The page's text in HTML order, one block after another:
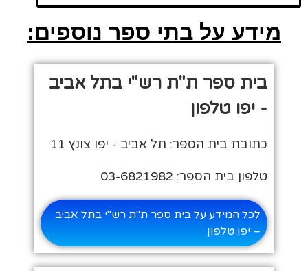
מידע על בתי ספר נוספים:
בית ספר ת"ת רש"י בתל אביב
- יפו טלפון
כתובת בית הספר: תל אביב - יפו צונץ 11
טלפון בית הספר: 03-6821982
לכל המידע על בית ספר ת"ת רש"י בתל אביב
– יפו טלפון